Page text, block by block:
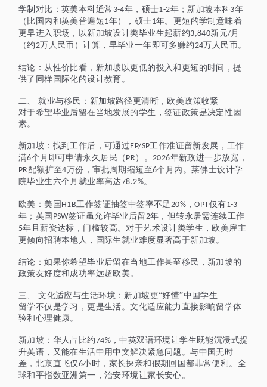
学制对比：英美本科通常 3-4年，硕士1-2年；新加坡本科3年
（比国内和英美普遍短1年），硕士1年。更短的学制意味着
更早进入职场，以新加坡设计类毕业生起薪约3,840新元/月
（约2万人民币）计算，早毕业一年即可多赚约24万人民币。
结论：从性价比看，新加坡以更低的投入和更短的时间，提
供了同样国际化的设计教育。
二、
就业与移民：新加坡路径更清晰，欧美政策收紧
对于希望毕业后留在当地发展的学生，签证政策是决定性因
素。
新加坡：找到工作后，可通过EP/SP工作准证留新发展，工作
满6个月即可申请永久居民（ PR ）。 2026年新政进一步放宽，
PR 配额扩至4万份，审批周期缩短至6个月内。莱佛士设计学
院毕业生六个月就业率高达78.2%。
欧美：美国 H1B工作签证抽签中签率不足 20% ，OPT仅有1-3
年；英国 PSW签证虽允许毕业后留2年，但转永居需连续工作
5年且薪资达标，门槛较高。对于艺术设计类学生，欧美雇主
更倾向招聘本地人，国际生就业难度显著高于新加坡。
结论：如果你希望毕业后留在当地工作甚至移民，新加坡的
政策友好度和成功率远超欧美。
三、 文化适应与生活环境：新加坡更“好懂”中国学生
留学不仅是学习，更是生活。文化适应能力直接影响留学体
验和心理健康。
新加坡：华人占比约74%，中英双语环境让学生既能沉浸式提
升英语，又能在生活中用中文解决紧急问题。与中国无时
差，北京直飞仅 6小时，家长探亲和假期回国都非常便利。全
球和平指数亚洲第一，治安环境让家长安心。